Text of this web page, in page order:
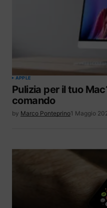
APPLE
Pulizia per il tuo
comando
by Marco Ponteprino1 Maggio